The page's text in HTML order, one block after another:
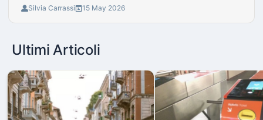
Silvia Carrassi 15 May 2026
Ultimi Articoli